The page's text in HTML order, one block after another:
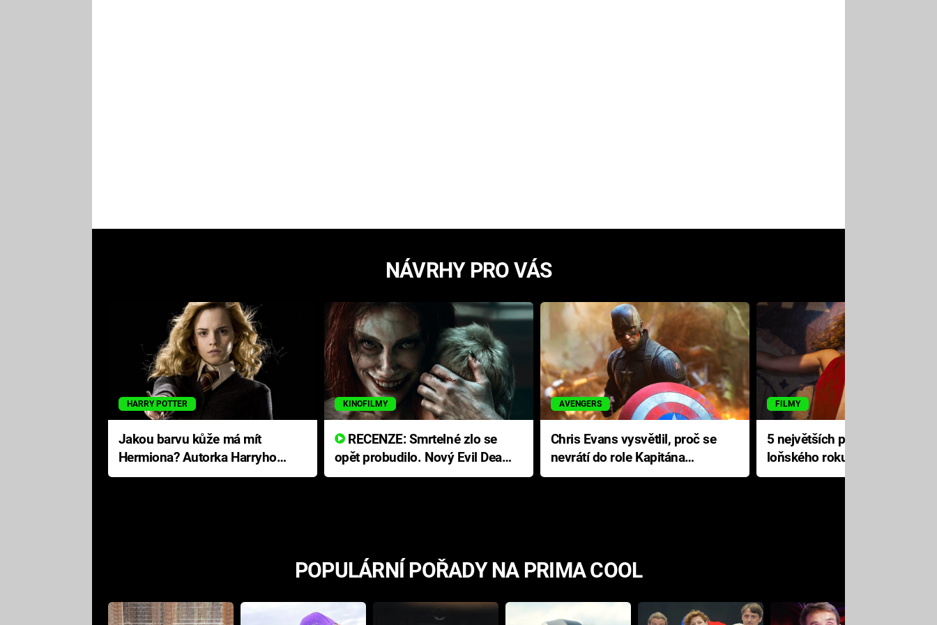
NÁVRHY PRO VÁS
HARRY POTTER
Jakou barvu kůže má mít
Hermiona? Autorka Harryho
Pottera přišla s ráznou
KINOFILMY
RECENZE: Smrtelné zlo se
opět probudilo. Nový Evil Dead
přichází s neodolatelnou
AVENGERS
Chris Evans vysvětlil, proč se
nevrátí do role Kapitána
Ameriky
FILMY
5 největších propadáků
loňského roku: Disney na
jediné katastrofě prodělal 200
POPULÁRNÍ POŘADY NA PRIMA COOL